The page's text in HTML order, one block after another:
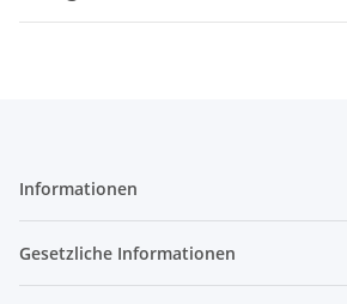
Informationen
Gesetzliche Informationen